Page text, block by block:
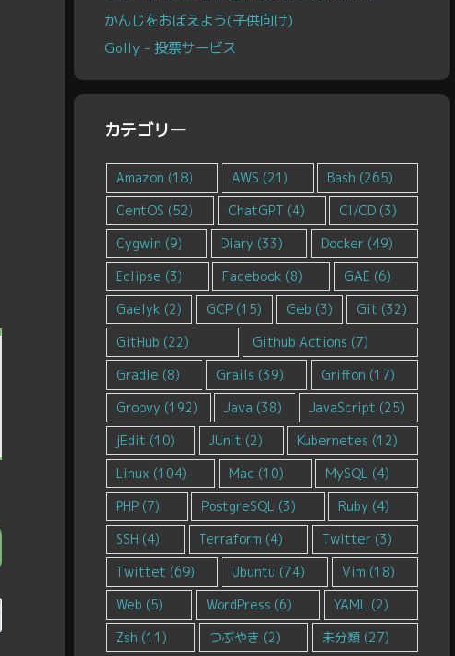
かんじをおぼえよう(子供向け)
Golly - 投票サービス
カテゴリー
Amazon (18) AWS (21) Bash (265)
CentOS (52) ChatGPT (4) CI/CD (3)
Cygwin (9) Diary (33) Docker (49)
Eclipse (3) Facebook (8) GAE (6)
Gaelyk (2) GCP(15) Geb (3) Git (32)
GitHub (22) Github Actions (7)
Gradle (8) Grails (39) Griffon (17)
Groovy (192) Java (38) JavaScript (25)
jEdit (10) JUnit (2) Kubernetes (12)
Linux (104) Mac (10) MySQL (4)
PHP (7) PostgreSQL (3) Ruby (4)
SSH (4) Terraform (4) Twitter (3)
Twittet (69) Ubuntu (74) Vim (18)
Web (5) WordPress (6) YAML (2)
Zsh (11) つぶやき (2) 未分類 (27)